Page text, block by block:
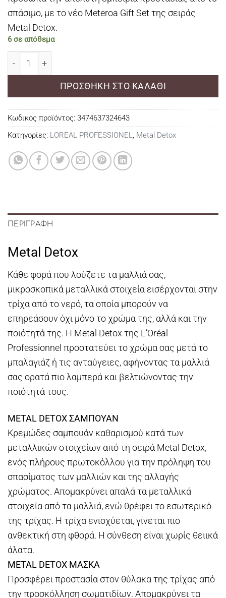
σπάσιμο, με το νέο Meteroa Gift Set της σειράς
Metal Detox.
6 σε απόθεμα
ΠΡΟΣΘΉΚΗ ΣΤΟ ΚΑΛΆΘΙ
Κωδικός προϊόντος: 3474637324643
Κατηγορίες: LOREAL PROFESSIONEL, Metal Detox
ΠΕΡΙΓΡΑΦΉ
Metal Detox
Κάθε φορά που λούζετε τα μαλλιά σας,
μικροσκοπικά μεταλλικά στοιχεία εισέρχονται στην
τρίχα από το νερό, τα οποία μπορούν να
επηρεάσουν όχι μόνο το χρώμα της, αλλά και την
ποιότητά της. Η Metal Detox της L’Oréal
Professionnel προστατεύει το χρώμα σας μετά το
μπαλαγιάζ ή τις ανταύγειες, αφήνοντας τα μαλλιά
σας ορατά πιο λαμπερά και βελτιώνοντας την
ποιότητά τους.
METAL DETOX ΣΑΜΠΟΥΑΝ
Κρεμώδες σαμπουάν καθαρισμού κατά των
μεταλλικών στοιχείων από τη σειρά Metal Detox,
ενός πλήρους πρωτοκόλλου για την πρόληψη του
σπασίματος των μαλλιών και της αλλαγής
χρώματος. Απομακρύνει απαλά τα μεταλλικά
στοιχεία από τα μαλλιά, ενώ θρέφει το εσωτερικό
της τρίχας. Η τρίχα ενισχύεται, γίνεται πιο
ανθεκτική στη φθορά. Η σύνθεση είναι χωρίς θειικά
άλατα.
METAL DETOX ΜΑΣΚΑ
Προσφέρει προστασία στον θύλακα της τρίχας από
την προσκόλληση σωματιδίων. Aπομακρύνει τα